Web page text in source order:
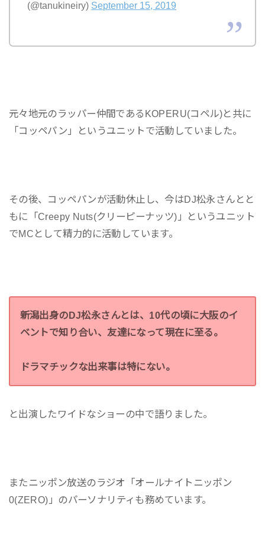
(@tanukineiry) September 15, 2019
元々地元のラッパー仲間であるKOPERU(コペル)と共に
「コッペパン」というユニットで活動していました。
その後、コッペパンが活動休止し、今はDJ松永さんとと
もに「Creepy Nuts(クリーピーナッツ)」というユニット
でMCとして精力的に活動しています。
新潟出身のDJ松永さんとは、10代の頃に大阪のイ
ベントで知り合い、友達になって現在に至る。
ドラマチックな出来事は特にない。
と出演したワイドなショーの中で語りました。
またニッポン放送のラジオ「オールナイトニッポン
0(ZERO)」のパーソナリティも務めています。